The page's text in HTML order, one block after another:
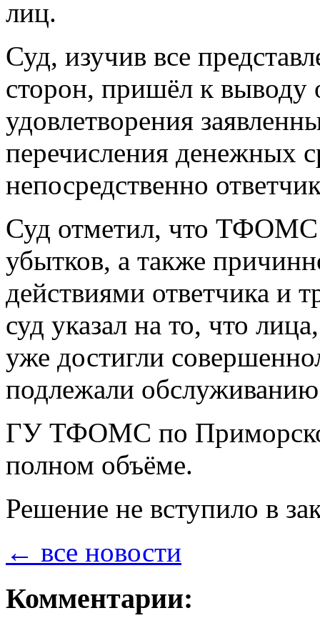
лиц.
Суд, изучив все
сторон, пришёл к выводу
удовлетворения
перечисления денежных
непосредственно
Суд отметил, что ТФОМС
убытков, а также
действиями ответчика и
суд указал на то, что
уже достигли
подлежали
ГУ ТФОМС по
полном объёме.
Решение не вступило в
← все новости
Комментарии: